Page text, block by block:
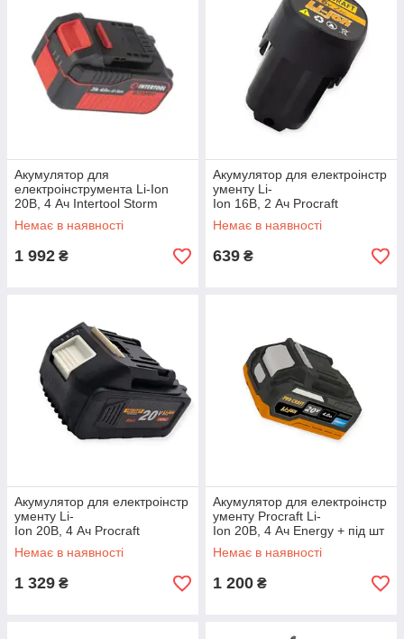
Акумулятор для
електроінструмента Li-Ion
20В, 4 Ач Intertool Storm
Немає в наявності
1 992 ₴
Акумулятор для електроінстр
ументу Li-
Ion 16В, 2 Ач Procraft
Немає в наявності
639 ₴
Акумулятор для електроінстр
ументу Li-
Ion 20В, 4 Ач Procraft
Немає в наявності
1 329 ₴
Акумулятор для електроінстр
ументу Procraft Li-
Ion 20В, 4 Ач Energy + під шт
екер
Немає в наявності
1 200 ₴